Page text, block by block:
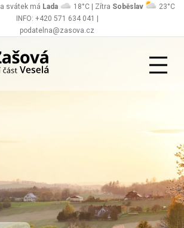
INFO: +420 571 634 041 |
podatelna@zasova.cz
a svátek má Lada 18°C | Zítra Soběslav 23°C